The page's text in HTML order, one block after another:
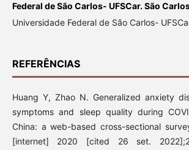
Federal de São Carlos- UFSCar. São
Universidade Federal de São Carlos-
REFERÊNCIAS
Huang Y, Zhao N. Generalized anxiety
symptoms and sleep quality during
China: a web-based cross-sectional
[internet] 2020 [cited 26 set.